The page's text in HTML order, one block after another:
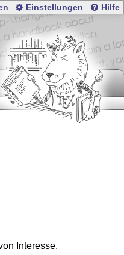
Einstellungen Hilfe
Interesse.